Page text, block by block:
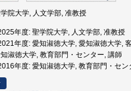
院大学, 人文学部, 准教授
年度: 聖学院大学, 人文学部, 准教授
年度: 愛知淑徳大学, 愛知淑徳大学,
淑徳大学, 教育部門・センター, 講師
年度: 愛知淑徳大学, 教育部門・セン